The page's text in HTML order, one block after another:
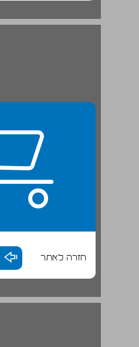
חזרה לאתר